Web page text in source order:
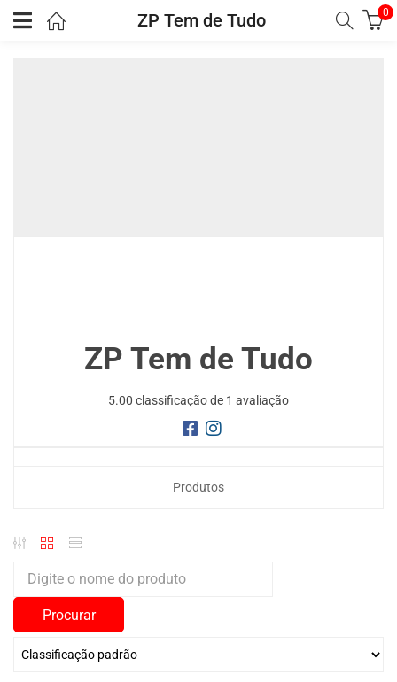
ZP Tem de Tudo 0
ZP Tem de Tudo
5.00 classificação de 1 avaliação
Produtos